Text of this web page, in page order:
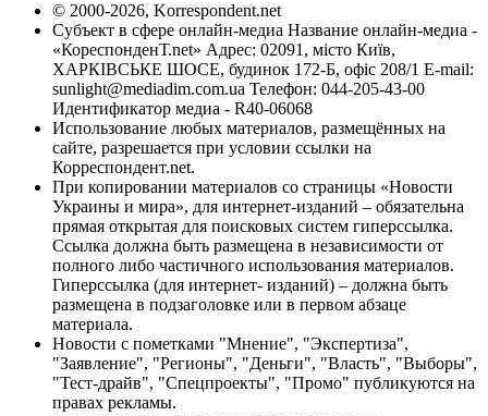
© 2000-2026, Korrespondent.net
Субъект в сфере онлайн-медиа Название онлайн-медиа -
«КореспонденТ.net» Адрес: 02091, місто Київ,
ХАРКІВСЬКЕ ШОСЕ, будинок 172-Б, офіс 208/1 E-mail:
sunlight@mediadim.com.ua Телефон: 044-205-43-00
Идентификатор медиа - R40-06068
Использование любых материалов, размещённых на
сайте, разрешается при условии ссылки на
Корреспондент.net.
При копировании материалов со страницы «Новости
Украины и мира», для интернет-изданий – обязательна
прямая открытая для поисковых систем гиперссылка.
Ссылка должна быть размещена в независимости от
полного либо частичного использования материалов.
Гиперссылка (для интернет- изданий) – должна быть
размещена в подзаголовке или в первом абзаце
материала.
Новости с пометками "Мнение", "Экспертиза",
"Заявление", "Регионы", "Деньги", "Власть", "Выборы",
"Тест-драйв", "Спецпроекты", "Промо" публикуются на
правах рекламы.